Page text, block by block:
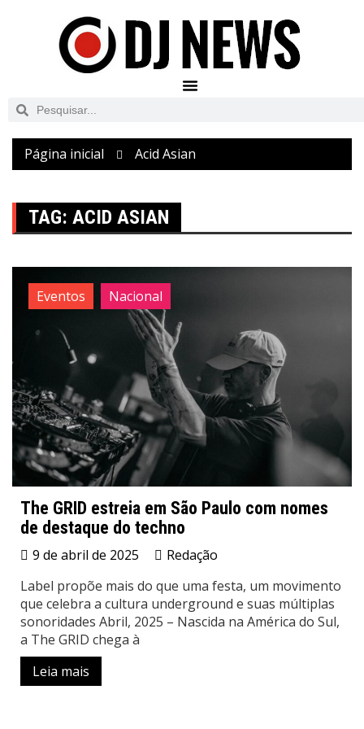
Página inicial Acid Asian
TAG: ACID ASIAN
Eventos Nacional
The GRID estreia em São Paulo com nomes
de destaque do techno
9 de abril de 2025
Redação
Label propõe mais do que uma festa, um movimento
que celebra a cultura underground e suas múltiplas
sonoridades Abril, 2025 – Nascida na América do Sul,
a The GRID chega à
Leia mais